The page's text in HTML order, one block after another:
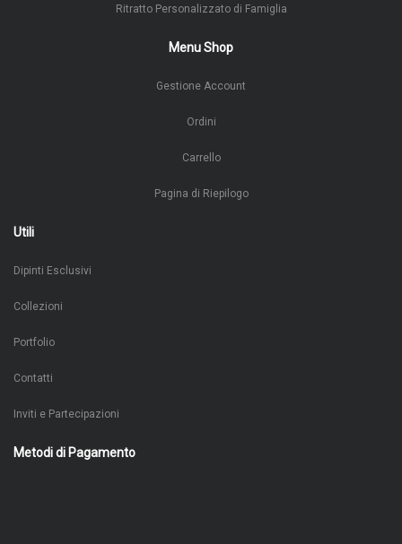
Ritratto Personalizzato di Famiglia
Menu Shop
Gestione Account
Ordini
Carrello
Pagina di Riepilogo
Utili
Dipinti Esclusivi
Collezioni
Portfolio
Contatti
Inviti e Partecipazioni
Metodi di Pagamento